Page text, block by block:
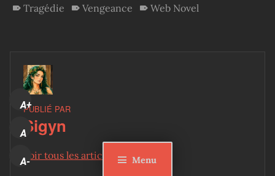
Menu
Tragédie
Vengeance Web Novel
PUBLIÉ PAR
Sigyn
Voir tous les articles par Sigyn
A+
A
A-